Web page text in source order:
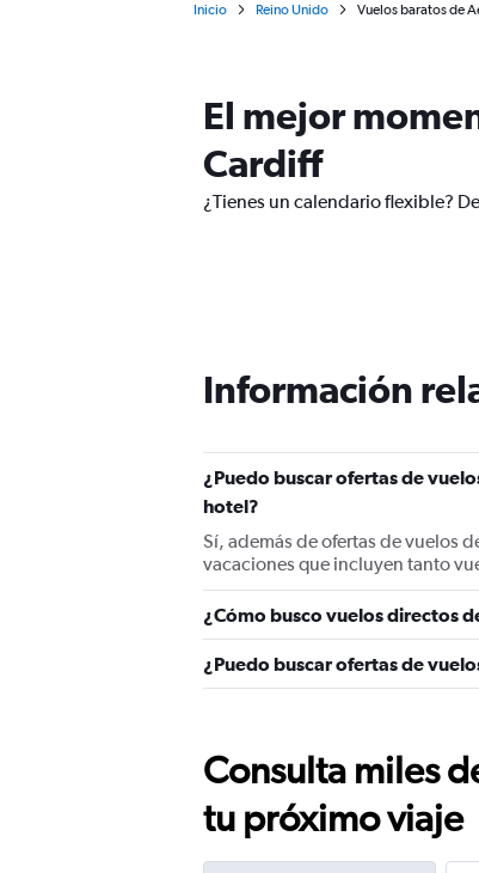
Inicio Reino Unido Vuelos baratos de
El mejor
Cardiff
¿Tienes un calendario flexible?
Información
¿Puedo buscar ofertas de
hotel?
Sí, además de ofertas de vuelos
vacaciones que incluyen tanto
¿Cómo busco vuelos directos
¿Puedo buscar ofertas de
Consulta miles
tu próximo viaje